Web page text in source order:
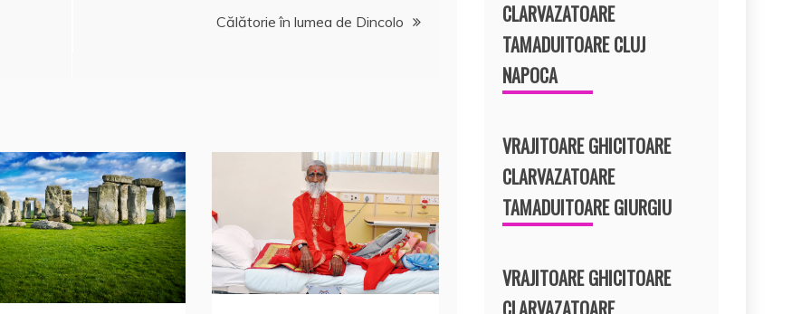
Călătorie în lumea de Dincolo
CLARVAZATOARE
TAMADUITOARE CLUJ
NAPOCA
VRAJITOARE GHICITOARE
CLARVAZATOARE
TAMADUITOARE GIURGIU
VRAJITOARE GHICITOARE
CLARVAZATOARE